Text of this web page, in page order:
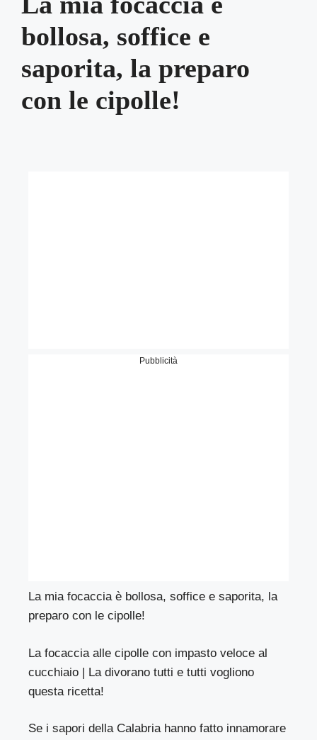
bollosa, soffice e
saporita, la preparo
con le cipolle!
Pubblicità
La mia focaccia è bollosa, soffice e saporita, la
preparo con le cipolle!
La focaccia alle cipolle con impasto veloce al
cucchiaio | La divorano tutti e tutti vogliono
questa ricetta!
Se i sapori della Calabria hanno fatto innamorare